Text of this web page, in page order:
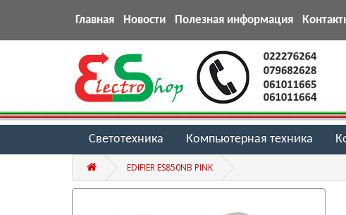
Главная Новости Полезная информация
Светотехника Компьютерная техника
EDIFIER ES850NB PINK